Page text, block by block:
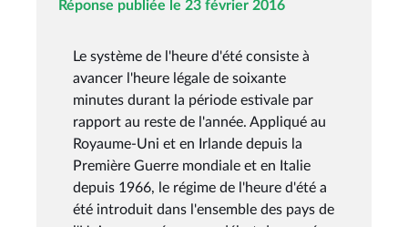
Réponse publiée le 23 février 2016
Le système de l'heure d'été consiste à
avancer l'heure légale de soixante
minutes durant la période estivale par
rapport au reste de l'année. Appliqué au
Royaume-Uni et en Irlande depuis la
Première Guerre mondiale et en Italie
depuis 1966, le régime de l'heure d'été a
été introduit dans l'ensemble des pays de